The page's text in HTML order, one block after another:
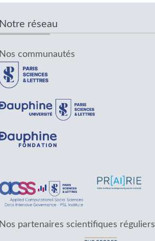
Notre réseau
Nos communautés
Nos partenaires scientifiques réguliers